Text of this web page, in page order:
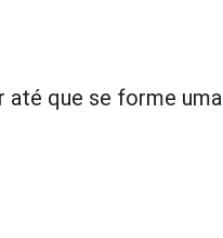
até que se forme uma